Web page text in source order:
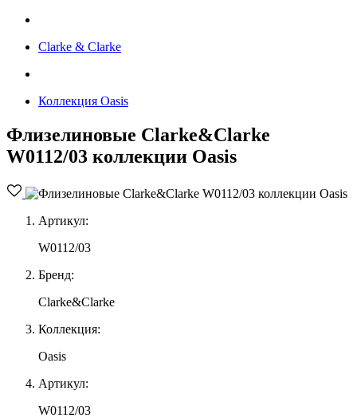
Clarke & Clarke
Коллекция Oasis
Флизелиновые Clarke&Clarke
W0112/03 коллекции Oasis
Артикул:
W0112/03
Бренд:
Clarke&Clarke
Коллекция:
Oasis
Артикул:
W0112/03